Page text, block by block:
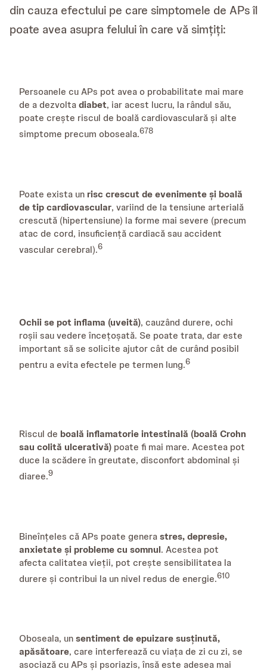
din cauza efectului pe care simptomele de APs îl
poate avea asupra felului în care vă simțiți:
Persoanele cu APs pot avea o probabilitate mai mare
de a dezvoltadiabet, iar acest lucru, la rândul său,
poate crește riscul de boală cardiovasculară și alte
simptome precum oboseala.678
Poate exista un risc crescut de evenimente și boală
de tip cardiovascular, variind de la tensiune arterială
crescută (hipertensiune) la forme mai severe (precum
atac de cord, insuficiență cardiacă sau accident
vascular cerebral).6
Ochii se pot inflama (uveită), cauzând durere, ochi
roșii sau vedere încețoșată. Se poate trata, dar este
important să se solicite ajutor cât de curând posibil
pentru a evita efectele pe termen lung.6
Riscul de boală inflamatorie intestinală (boală Crohn
sau colită ulcerativă) poate fi mai mare. Acestea pot
duce la scădere în greutate, disconfort abdominal și
diaree.9
Bineînțeles că APs poate generastres, depresie,
anxietate și probleme cu somnul. Acestea pot
afecta calitatea vieții, pot crește sensibilitatea la
durere și contribui la un nivel redus de energie.610
Oboseala, unsentiment de epuizare susținută,
apăsătoare, care interferează cu viața de zi cu zi, se
asociază cu APs și psoriazis, însă este adesea mai